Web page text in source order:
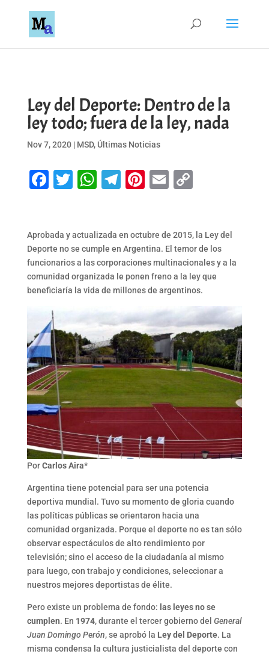
Ley del Deporte: Dentro de la
ley todo; fuera de la ley, nada
Nov 7, 2020| MSD, Últimas Noticias
Facebook
Twitter
WhatsApp
Telegram
Pinterest
EmailCopy
Aprobada y actualizada en octubre de 2015, la Ley del
Deporte no se cumple en Argentina. El temor de los
funcionarios a las corporaciones multinacionales y a la
comunidad organizada le ponen freno a la ley que
beneficiaría la vida de millones de argentinos.
PorCarlos Aira*
Argentina tiene potencial para ser una potencia
deportiva mundial. Tuvo su momento de gloria cuando
las políticas públicas se orientaron hacia una
comunidad organizada. Porque el deporte no es tan sólo
observar espectáculos de alto rendimiento por
televisión; sino el acceso de la ciudadanía al mismo
para luego, con trabajo y condiciones, seleccionar a
nuestros mejores deportistas de élite.
Pero existe un problema de fondo: las leyes no se
cumplen. En 1974, durante el tercer gobierno del General
Juan Domingo Perón, se aprobó la Ley del Deporte. La
misma condensa la cultura justicialista del deporte con